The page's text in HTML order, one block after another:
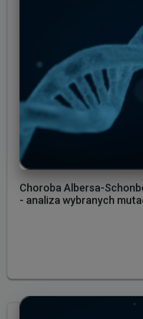
Choroba Albersa-
- analiza wybranych